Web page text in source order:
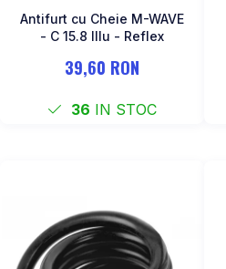
Antifurt cu Cheie M-WAVE
- C 15.8 Illu - Reflex
39,60 RON
36 IN STOC